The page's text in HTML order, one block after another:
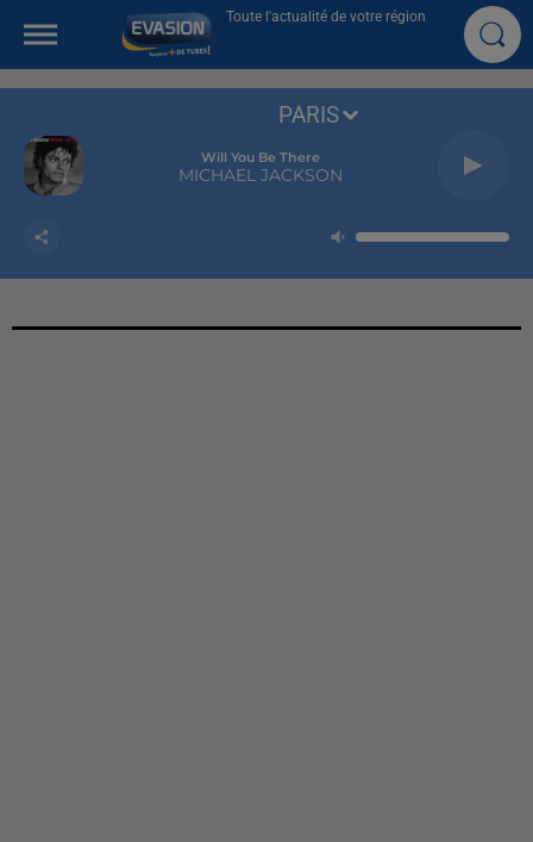
Toute l'actualité de votre région
Will You Be There
MICHAEL JACKSON
PARIS